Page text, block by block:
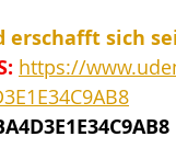
erschafft sich
https://